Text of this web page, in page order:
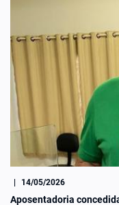
14/05/2026
Aposentadoria